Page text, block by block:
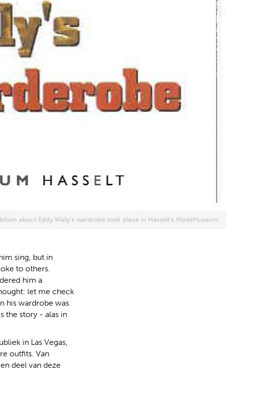
about Eddy Wally's wardrobe took place in Hasselt's ModeMuseum
sing, but in
to others.
him a
let me check
his wardrobe was
the story - alas in
in Las Vegas,
outfits. Van
deel van deze